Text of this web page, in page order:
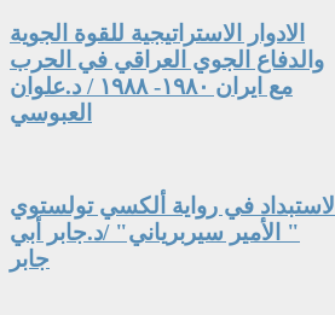
الادوار الاستراتيجية للقوة الجوية
والدفاع الجوي العراقي في الحرب
مع ايران ١٩٨٠- ١٩٨٨ / د.علوان
العبوسي
الاستبداد في رواية ألكسي تولستوي
" الأمير سيربرياني" /د.جابر أبي
جابر